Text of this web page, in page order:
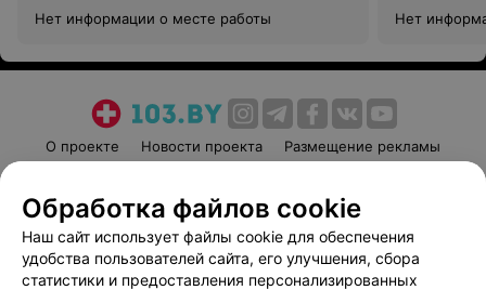
Нет информации о месте работы Нет
О проекте Новости проекта
Размещение рекламы
Пользовательское соглашение
Способы оплаты
Вакансии
Партнеры
Написать руководителю 103.by
Обработка файлов cookie
Наш сайт использует файлы cookie для обеспечения
удобства пользователей сайта, его улучшения, сбора
статистики и предоставления персонализированных